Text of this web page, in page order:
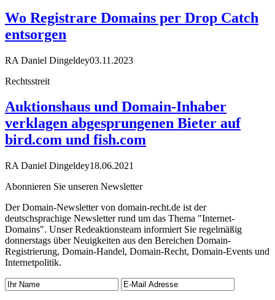
Wo Registrare Domains per Drop Catch
entsorgen
RA Daniel Dingeldey03.11.2023
Rechtsstreit
Auktionshaus und Domain-Inhaber
verklagen abgesprungenen Bieter auf
bird.com und fish.com
RA Daniel Dingeldey18.06.2021
Abonnieren Sie unseren Newsletter
Der Domain-Newsletter von domain-recht.de ist der
deutschsprachige Newsletter rund um das Thema "Internet-
Domains". Unser Redeaktionsteam informiert Sie regelmäßig
donnerstags über Neuigkeiten aus den Bereichen Domain-
Registrierung, Domain-Handel, Domain-Recht, Domain-Events und
Internetpolitik.